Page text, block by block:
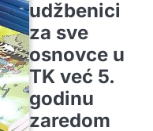
udžbenici
za sve
osnovce u
TK već 5.
godinu
zaredom